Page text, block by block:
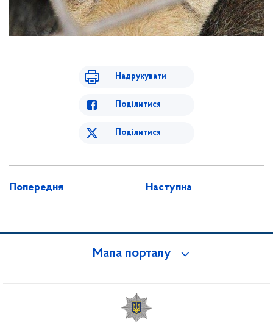
Надрукувати
Поділитися
Поділитися
Попередня Наступна
Мапа порталу